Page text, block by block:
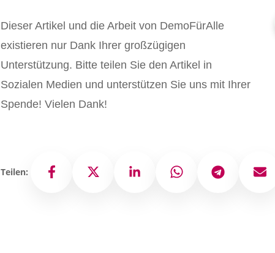
Dieser Artikel und die Arbeit von DemoFürAlle
existieren nur Dank Ihrer großzügigen
Unterstützung. Bitte teilen Sie den Artikel in
Sozialen Medien und unterstützen Sie uns mit Ihrer
Spende! Vielen Dank!
Teilen: Facebook X LinkedIn WhatsAppTelegram E-